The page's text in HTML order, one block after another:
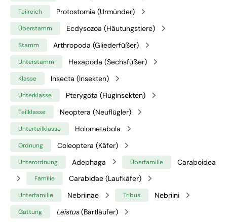
Teilreich Protostomia (Urmünder)
Überstamm Ecdysozoa (Häutungstiere)
Stamm Arthropoda (Gliederfüßer)
Unterstamm Hexapoda (Sechsfüßer)
Klasse Insecta (Insekten)
Unterklasse Pterygota (Fluginsekten)
Teilklasse Neoptera (Neuflügler)
Unterteilklasse Holometabola
Ordnung Coleoptera (Käfer)
Unterordnung Adephaga Überfamilie Caraboidea
Familie Carabidae (Laufkäfer)
Unterfamilie Nebriinae Tribus Nebriini
Gattung Leistus(Bartläufer)